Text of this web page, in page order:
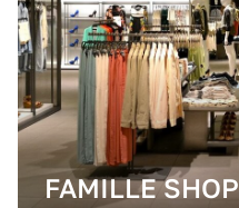
FAMILLE SHOP